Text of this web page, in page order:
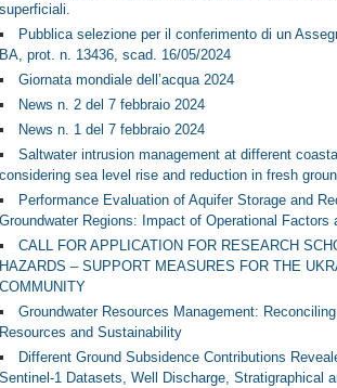
superficiali.
Pubblica selezione per il conferimento di un
BA, prot. n. 13436, scad. 16/05/2024
Giornata mondiale dell’acqua 2024
News n. 2 del 7 febbraio 2024
News n. 1 del 7 febbraio 2024
Saltwater intrusion management at different
considering sea level rise and reduction in fresh
Performance Evaluation of Aquifer Storage and
Groundwater Regions: Impact of Operational Factors
CALL FOR APPLICATION FOR RESEARCH
HAZARDS – SUPPORT MEASURES FOR THE
COMMUNITY
Groundwater Resources Management:
Resources and Sustainability
Different Ground Subsidence Contributions
Sentinel-1 Datasets, Well Discharge, Stratigraphical